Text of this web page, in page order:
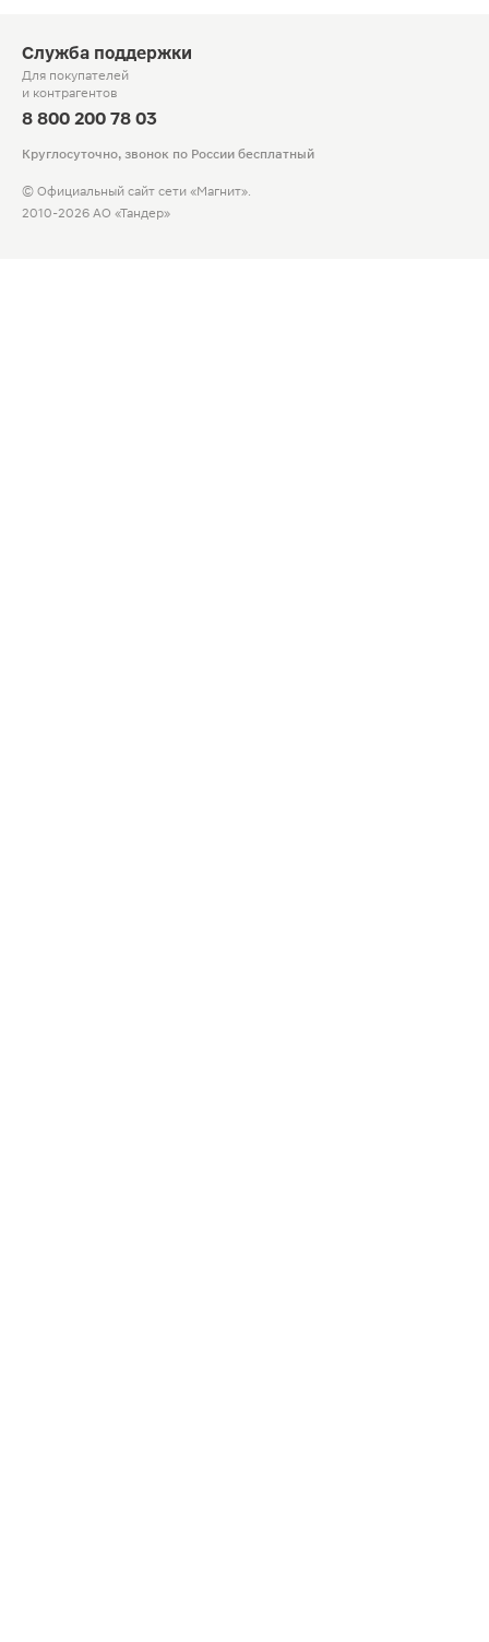
Служба поддержки
Для покупателей
и контрагентов
8 800 200 78 03
Круглосуточно, звонок по России бесплатный
© Официальный сайт сети «Магнит».
2010-2026 АО «Тандер»